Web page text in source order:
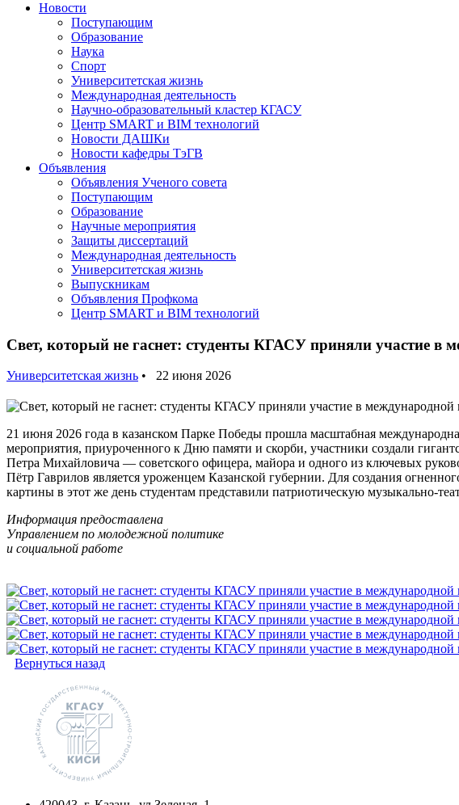
Новости
Поступающим
Образование
Наука
Спорт
Университетская жизнь
Международная деятельность
Научно-образовательный кластер КГАСУ
Центр SMART и BIM технологий
Новости ДАШКи
Новости кафедры ТэГВ
Объявления
Объявления Ученого совета
Поступающим
Образование
Научные мероприятия
Защиты диссертаций
Международная деятельность
Университетская жизнь
Выпускникам
Объявления Профкома
Центр SMART и BIM технологий
Свет, который не гаснет: студенты КГАСУ приняли участие в
Университетская жизнь • 22 июня 2026
21 июня 2026 года в казанском Парке Победы прошла масштабная
мероприятия, приуроченного к Дню памяти и скорби, участники создали
Петра Михайловича — советского офицера, майора и одного из ключевых
Пётр Гаврилов является уроженцем Казанской губернии. Для создания
картины в этот же день студентам представили патриотическую музыкально-
Информация предоставлена
Управлением по молодежной политике
и социальной работе
Вернуться назад